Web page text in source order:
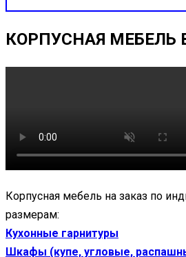
КОРПУСНАЯ МЕБЕЛЬ
Корпусная мебель на заказ по
размерам:
Кухонные гарнитуры
Шкафы (купе, угловые,